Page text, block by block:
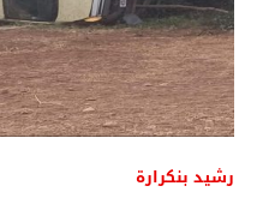
رشيد بنكرارة